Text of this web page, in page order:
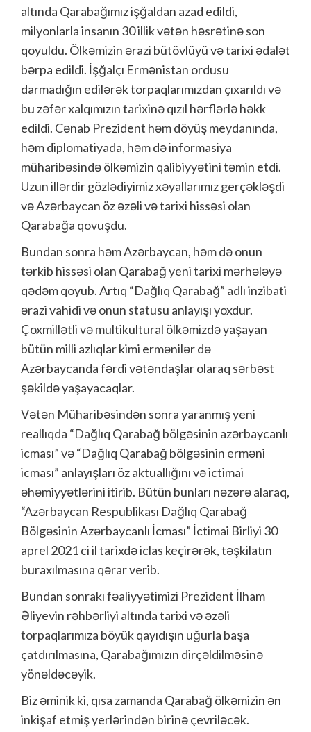
altında Qarabağımız işğaldan azad edildi,
milyonlarla insanın 30 illik vətən həsrətinə son
qoyuldu. Ölkəmizin ərazi bütövlüyü və tarixi ədalət
bərpa edildi. İşğalçı Ermənistan ordusu
darmadığın edilərək torpaqlarımızdan çıxarıldı və
bu zəfər xalqımızın tarixinə qızıl hərflərlə həkk
edildi. Cənab Prezident həm döyüş meydanında,
həm diplomatiyada, həm də informasiya
müharibəsində ölkəmizin qalibiyyətini təmin etdi.
Uzun illərdir gözlədiyimiz xəyallarımız gerçəkləşdi
və Azərbaycan öz əzəli və tarixi hissəsi olan
Qarabağa qovuşdu.
Bundan sonra həm Azərbaycan, həm də onun
tərkib hissəsi olan Qarabağ yeni tarixi mərhələyə
qədəm qoyub. Artıq “Dağlıq Qarabağ” adlı inzibati
ərazi vahidi və onun statusu anlayışı yoxdur.
Çoxmillətli və multikultural ölkəmizdə yaşayan
bütün milli azlıqlar kimi ermənilər də
Azərbaycanda fərdi vətəndaşlar olaraq sərbəst
şəkildə yaşayacaqlar.
Vətən Müharibəsindən sonra yaranmış yeni
reallıqda “Dağlıq Qarabağ bölgəsinin azərbaycanlı
icması” və “Dağlıq Qarabağ bölgəsinin erməni
icması” anlayışları öz aktuallığını və ictimai
əhəmiyyətlərini itirib. Bütün bunları nəzərə alaraq,
“Azərbaycan Respublikası Dağlıq Qarabağ
Bölgəsinin Azərbaycanlı İcması” İctimai Birliyi 30
aprel 2021 ci il tarixdə iclas keçirərək, təşkilatın
buraxılmasına qərar verib.
Bundan sonrakı fəaliyyətimizi Prezident İlham
Əliyevin rəhbərliyi altında tarixi və əzəli
torpaqlarımıza böyük qayıdışın uğurla başa
çatdırılmasına, Qarabağımızın dirçəldilməsinə
yönəldəcəyik.
Biz əminik ki, qısa zamanda Qarabağ ölkəmizin ən
inkişaf etmiş yerlərindən birinə çevriləcək.